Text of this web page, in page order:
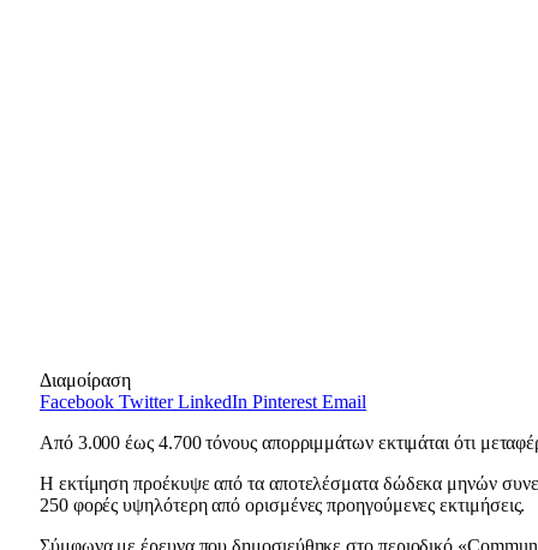
Διαμοίραση
Facebook Twitter LinkedIn Pinterest Email
Από 3.000 έως 4.700 τόνους απορριμμάτων εκτιμάται ότι
Η εκτίμηση προέκυψε από τα αποτελέσματα δώδεκα μηνών
250 φορές υψηλότερη από ορισμένες προηγούμενες εκτιμήσεις.
Σύμφωνα με έρευνα που δημοσιεύθηκε στο περιοδικό